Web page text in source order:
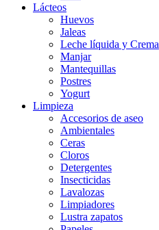
Lácteos
Huevos
Jaleas
Leche líquida y Crema
Manjar
Mantequillas
Postres
Yogurt
Limpieza
Accesorios de aseo
Ambientales
Ceras
Cloros
Detergentes
Insecticidas
Lavalozas
Limpiadores
Lustra zapatos